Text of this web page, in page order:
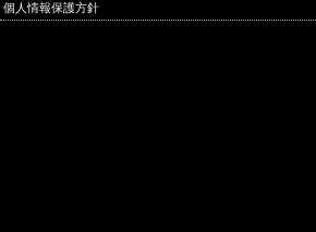
個人情報保護方針